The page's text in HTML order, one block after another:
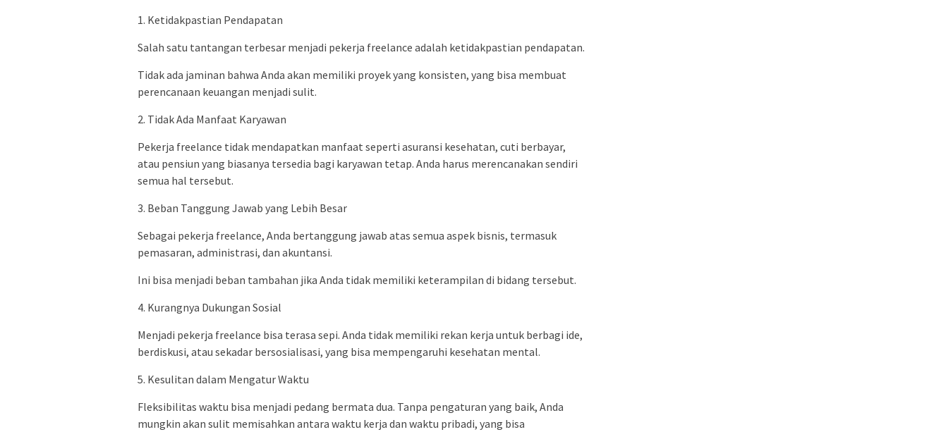
1. Ketidakpastian Pendapatan
Salah satu tantangan terbesar menjadi pekerja freelance adalah ketidakpastian pendapatan.
Tidak ada jaminan bahwa Anda akan memiliki proyek yang konsisten, yang bisa membuat
perencanaan keuangan menjadi sulit.
2. Tidak Ada Manfaat Karyawan
Pekerja freelance tidak mendapatkan manfaat seperti asuransi kesehatan, cuti berbayar,
atau pensiun yang biasanya tersedia bagi karyawan tetap. Anda harus merencanakan sendiri
semua hal tersebut.
3. Beban Tanggung Jawab yang Lebih Besar
Sebagai pekerja freelance, Anda bertanggung jawab atas semua aspek bisnis, termasuk
pemasaran, administrasi, dan akuntansi.
Ini bisa menjadi beban tambahan jika Anda tidak memiliki keterampilan di bidang tersebut.
4. Kurangnya Dukungan Sosial
Menjadi pekerja freelance bisa terasa sepi. Anda tidak memiliki rekan kerja untuk berbagi ide,
berdiskusi, atau sekadar bersosialisasi, yang bisa mempengaruhi kesehatan mental.
5. Kesulitan dalam Mengatur Waktu
Fleksibilitas waktu bisa menjadi pedang bermata dua. Tanpa pengaturan yang baik, Anda
mungkin akan sulit memisahkan antara waktu kerja dan waktu pribadi, yang bisa